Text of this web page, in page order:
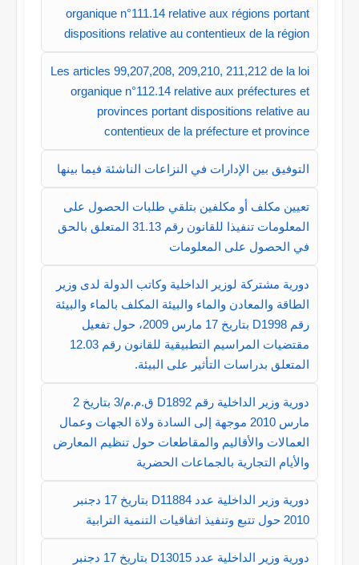
organique n°111.14 relative aux régions portant
dispositions relative au contentieux de la région
Les articles 99,207,208, 209,210, 211,212 de la loi
organique n°112.14 relative aux préfectures et
provinces portant dispositions relative au
contentieux de la préfecture et province
التوفيق بين الإدارات في النزاعات الناشئة فيما بينها
تعيين مكلف أو مكلفين بتلقي طلبات الحصول على
المعلومات تنفيذا للقانون رقم 31.13 المتعلق بالحق
في الحصول على المعلومات
دورية مشتركة لوزير الداخلية وكاتب الدولة لدى وزير
الطاقة والمعادن والماء والبيئة المكلف بالماء والبيئة
رقم D1998 بتاريخ 17 مارس 2009، حول تفعيل
مقتضيات المراسيم التطبيقية للقانون رقم 12.03
المتعلق بدراسات التأثير على البيئة.
دورية وزير الداخلية رقم D1892 ق.م.م/3 بتاريخ 2
مارس 2010 موجهة إلى السادة ولاة الجهات وعمال
العمالات والأقاليم والمقاطعات حول تنظيم المعارض
والأيام التجارية بالجماعات الحضرية
دورية وزير الداخلية عدد D11884 بتاريخ 17 دجنبر
2010 حول تتبع وتنفيذ اتفاقيات التنمية الترابية
دورية وزير الداخلية عدد D13015 بتاريخ 17 دجنبر